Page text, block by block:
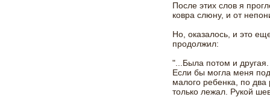
После этих слов я
ковра слюну, и от
Но, оказалось, и это
продолжил:
"...Была потом и
Если бы могла меня
малого ребенка, по
только лежал. Рукой